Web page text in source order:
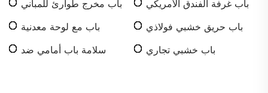
باب غرفة الفندق الأمريكي
باب مخرج طوارئ للمباني
باب حريق خشبي فولاذي
باب مع لوحة معدنية
باب خشبي تجاري
سلامة باب أمامي ضد